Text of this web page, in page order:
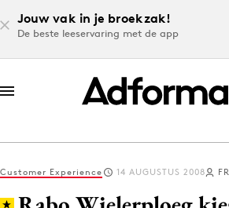
Jouw vak in je broekzak!
De beste leeservaring met de app
Log in
Customer Experience 14 AUGUSTUS 2008